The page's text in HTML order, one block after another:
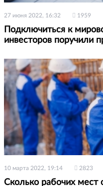
27 июня 2022, 16:32 1959
Подключиться к
инвесторов поручили
10 марта 2022, 19:14 2823
Сколько рабочих мест